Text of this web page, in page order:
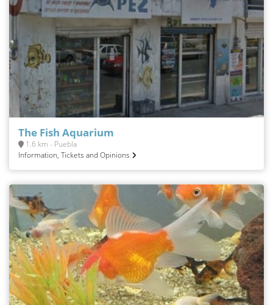
The Fish Aquarium
1.6 km - Puebla
Information, Tickets and Opinions